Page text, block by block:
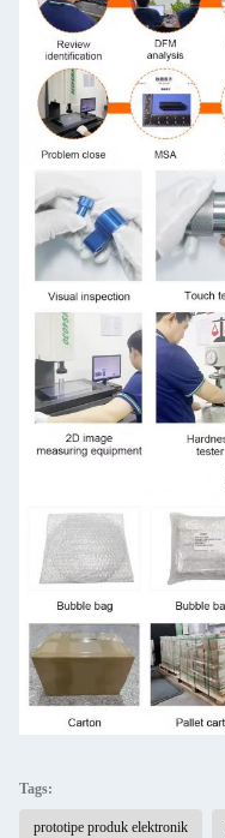
Tags:
prototipe produk elektronik